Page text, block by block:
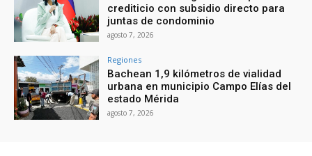
crediticio con subsidio directo para
juntas de condominio
agosto 7, 2026
Regiones
Bachean 1,9 kilómetros de vialidad
urbana en municipio Campo Elías del
estado Mérida
agosto 7, 2026